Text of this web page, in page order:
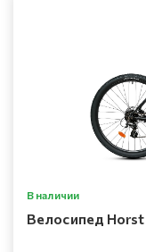
В наличии
Велосипед